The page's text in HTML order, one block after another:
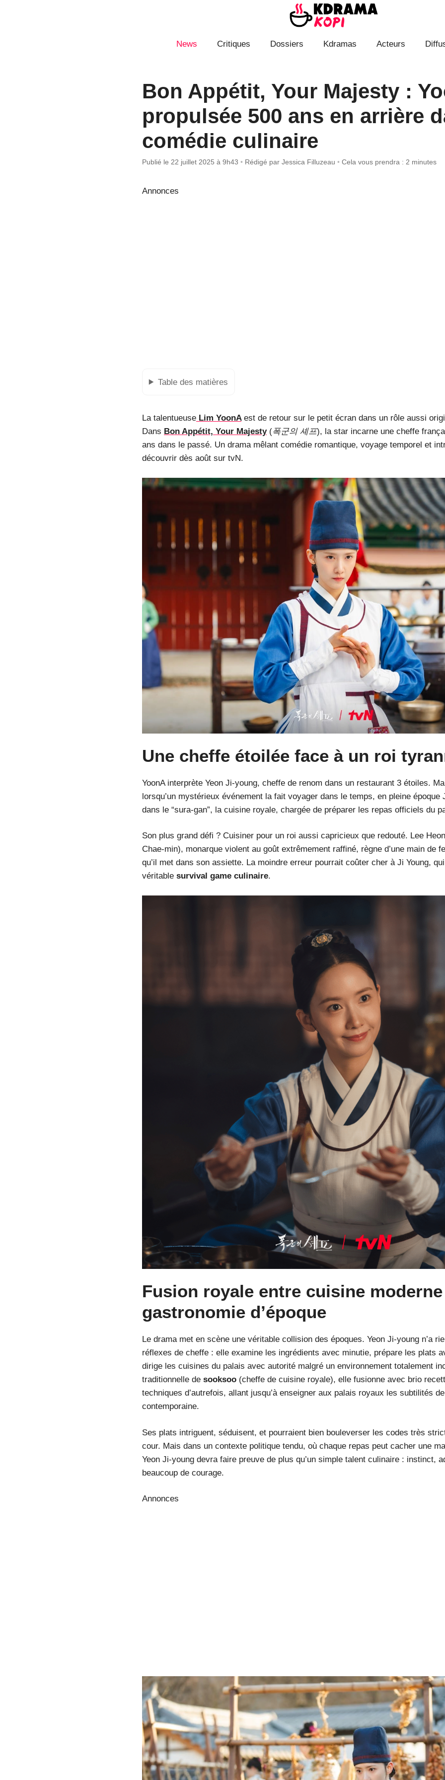
News
Critiques Dossiers Kdramas Acteurs
Bon Appétit, Your Majesty :
propulsée 500 ans en arrière
comédie culinaire
Publié le 22 juillet 2025 à 9h43 • Rédigé par Jessica Filluzeau • Cela vous prendra : 2 minutes
Annonces
Table des matières
La talentueuse Lim YoonA est de retour sur le petit écran dans un rôle aussi
Dans Bon Appétit, Your Majesty(폭군의 셰프), la star incarne une cheffe
ans dans le passé. Un drama mêlant comédie romantique, voyage temporel et
découvrir dès août sur tvN.
Une cheffe étoilée face à un roi
YoonA interprète Yeon Ji-young, cheffe de renom dans un restaurant 3 étoiles.
lorsqu’un mystérieux événement la fait voyager dans le temps, en pleine époque
dans le “sura-gan”, la cuisine royale, chargée de préparer les repas officiels du
Son plus grand défi ? Cuisiner pour un roi aussi capricieux que redouté. Lee
Chae-min), monarque violent au goût extrêmement raffiné, règne d’une main
qu’il met dans son assiette. La moindre erreur pourrait coûter cher à Ji Young,
véritable survival game culinaire.
Fusion royale entre cuisine
gastronomie d’époque
Le drama met en scène une véritable collision des époques. Yeon Ji-young n’a
réflexes de cheffe : elle examine les ingrédients avec minutie, prépare les plats
dirige les cuisines du palais avec autorité malgré un environnement totalement
traditionnelle de sooksoo (cheffe de cuisine royale), elle fusionne avec brio
techniques d’autrefois, allant jusqu’à enseigner aux palais royaux les subtilités
contemporaine.
Ses plats intriguent, séduisent, et pourraient bien bouleverser les codes très
cour. Mais dans un contexte politique tendu, où chaque repas peut cacher une
Yeon Ji-young devra faire preuve de plus qu’un simple talent culinaire : instinct,
beaucoup de courage.
Annonces